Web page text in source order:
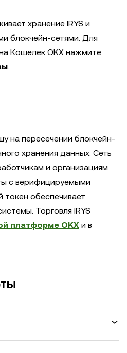
хранение IRYS и
блокчейн-сетями. Для
Кошелек OKX нажмите
.
на пересечении блокчейн-
хранения данных. Сеть
и организациям
с верифицируемыми
обеспечивает
Торговля IRYS
платформе OKX и в